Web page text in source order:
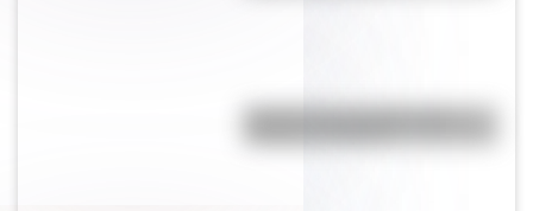
Bandera de Guatemala para